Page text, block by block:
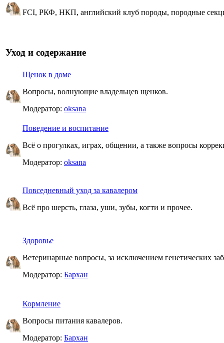
FCI, РКФ, НКП, английский клуб породы, породные
Уход и содержание
Щенок в доме
Вопросы, волнующие владельцев щенков.
Модератор: oksana
Поведение и воспитание
Всё о прогулках, играх, общении, а также вопросы
Модератор: oksana
Повседневный уход за кавалером
Всё про шерсть, глаза, уши, зубы, когти и прочее.
Здоровье
Ветеринарные вопросы, за исключением генетических
Модератор: Бархан
Кормление
Вопросы питания кавалеров.
Модератор: Бархан